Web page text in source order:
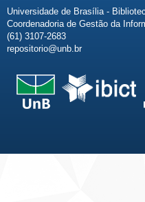
Universidade de Brasília -
Coordenadoria de Gestão da
(61) 3107-2683
repositorio@unb.br